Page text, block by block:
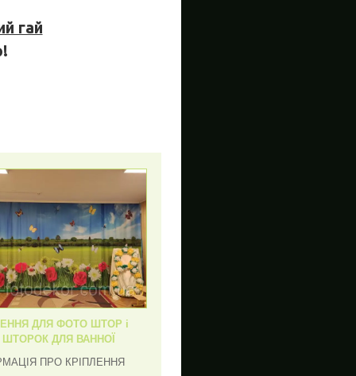
гай
ДЛЯ ФОТО ШТОР і
ШТОРОК ДЛЯ ВАННОЇ
ПРО КРІПЛЕННЯ